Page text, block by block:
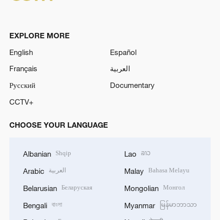
EXPLORE MORE
English
Español
Français
العربية
Русский
Documentary
CCTV+
CHOOSE YOUR LANGUAGE
Albanian Shqip
Arabic العربية
Belarusian Беларуская
Bengali বাংলা
Lao ລາວ
Malay Bahasa Melayu
Mongolian Монгол
Myanmar မြန်မာဘာသာ